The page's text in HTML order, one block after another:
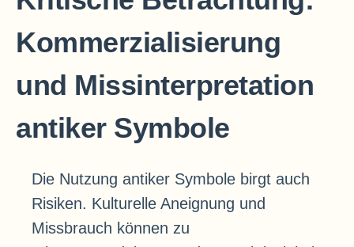
Kommerzialisierung
und Missinterpretation
antiker Symbole
Die Nutzung antiker Symbole birgt auch
Risiken. Kulturelle Aneignung und
Missbrauch können zu